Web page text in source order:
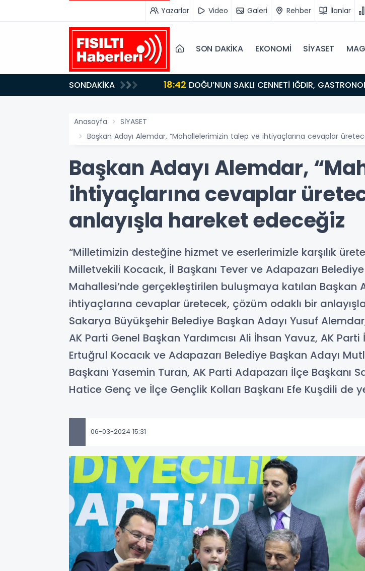
Yazarlar Video Galeri Rehber İlanlar
SON DAKİKA EKONOMİ SİYASET
SONDAKİKA 18:42
KÜLTÜRÜNÜN BULUŞMA NOKTASI
Anasayfa
SİYASET
Başkan Adayı Alemdar, “Mahallelerimizin talep ve ihtiyaçlarına cevaplar
Başkan Adayı Alemdar,
ihtiyaçlarına cevaplar
anlayışla hareket edeceğiz
“Milletimizin desteğine hizmet ve eserlerimizle karşılık
Milletvekili Kocacık, İl Başkanı Tever ve Adapazarı
Mahallesi’nde gerçekleştirilen buluşmaya katılan Başkan
ihtiyaçlarına cevaplar üretecek, çözüm odaklı bir
Sakarya Büyükşehir Belediye Başkan Adayı Yusuf
AK Parti Genel Başkan Yardımcısı Ali İhsan Yavuz, AK
Ertuğrul Kocacık ve Adapazarı Belediye Başkan Adayı
Başkanı Yasemin Turan, AK Parti Adapazarı İlçe Başkanı
Hatice Genç ve İlçe Gençlik Kolları Başkanı Efe Kuşdili de
06-03-2024 15:31